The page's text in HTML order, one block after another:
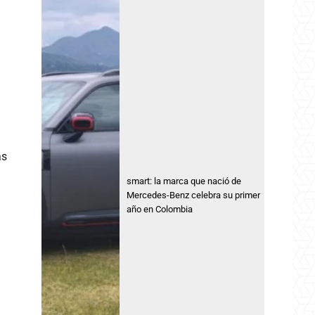
smart: la marca que nació de
Mercedes-Benz celebra su primer
año en Colombia